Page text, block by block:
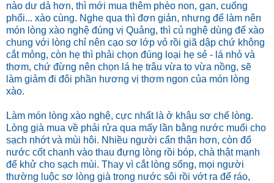
nào dư dả hơn, thì mới mua thêm phèo non, gan, cuống
phổi... xào cùng. Nghe qua thì đơn giản, nhưng để làm nên
món lòng xào nghệ đúng vị Quảng, thì củ nghệ dùng để xào
chung với lòng chỉ nên cạo sơ lớp vỏ rồi giã dập chứ không
cắt mỏng, còn hẹ thì phải chọn đúng loại hẹ sẻ - lá nhỏ và
thơm, chứ đừng nên chọn lá hẹ trâu vừa to vừa nồng, sẽ
làm giảm đi đôi phần hương vị thơm ngon của món lòng
xào.
Làm món lòng xào nghệ, cực nhất là ở khâu sơ chế lòng.
Lòng già mua về phải rửa qua mấy lần bằng nước muối cho
sạch nhớt và mùi hôi. Nhiều người cẩn thận hơn, còn đổ
nước cốt chanh vào thau đựng lòng rồi bóp, chà thật mạnh
để khử cho sạch mùi. Thay vì cắt lòng sống, mọi người
thường luộc sơ lòng già trong nước sôi rồi vớt ra để ráo,